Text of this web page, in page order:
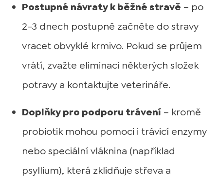
Postupné návraty k běžné stravě – po
2–3 dnech postupně začněte do stravy
vracet obvyklé krmivo. Pokud se průjem
vrátí, zvažte eliminaci některých složek
potravy a kontaktujte veterináře.
Doplňky pro podporu trávení – kromě
probiotik mohou pomoci i trávicí enzymy
nebo speciální vláknina (například
psyllium), která zklidňuje střeva a